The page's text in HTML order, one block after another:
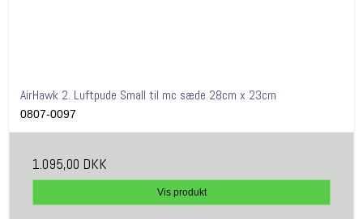
AirHawk 2. Luftpude Small til mc sæde 28cm x 23cm
0807-0097
1.095,00 DKK
Vis produkt